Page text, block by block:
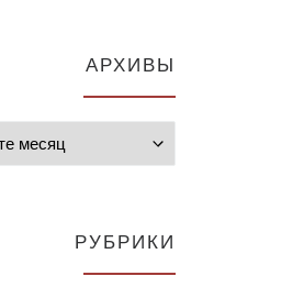
АРХИВЫ
РУБРИКИ